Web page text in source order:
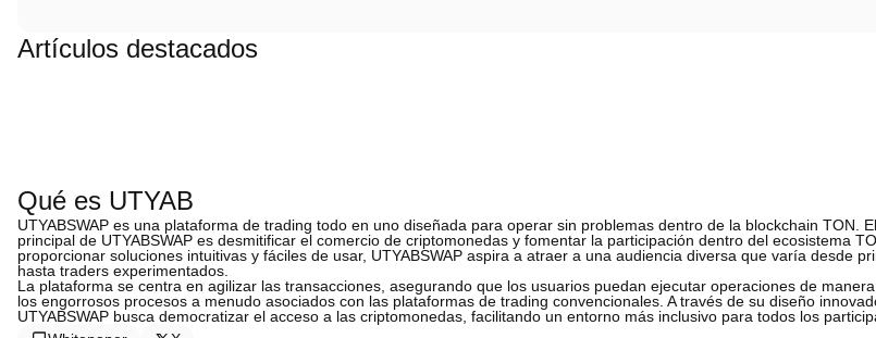
Artículos destacados
Qué es UTYAB
UTYABSWAP es una plataforma de trading todo en uno diseñada para operar sin problemas dentro de la blockchain TON.
principal de UTYABSWAP es desmitificar el comercio de criptomonedas y fomentar la participación dentro del ecosistema
proporcionar soluciones intuitivas y fáciles de usar, UTYABSWAP aspira a atraer a una audiencia diversa que varía desde
hasta traders experimentados.
La plataforma se centra en agilizar las transacciones, asegurando que los usuarios puedan ejecutar operaciones de
los engorrosos procesos a menudo asociados con las plataformas de trading convencionales. A través de su diseño
UTYABSWAP busca democratizar el acceso a las criptomonedas, facilitando un entorno más inclusivo para todos los